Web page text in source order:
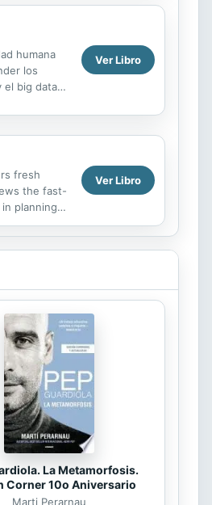
humana
los
el big data
Ver Libro
fresh
the fast-
planning,
Ver Libro
La Metamorfosis.
Corner 10o Aniversario
Marti Perarnau